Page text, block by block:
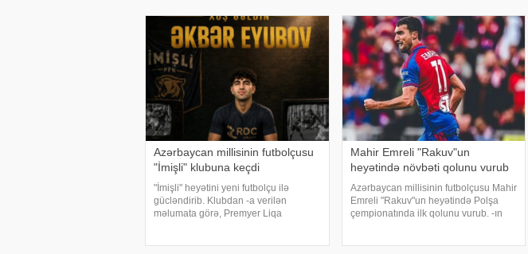
növbəti raundda İsrailin "Makkabi"
Makqreqor so
Azərbaycan millisinin futbolçusu
"İmişli" klubuna keçdi
"İmişli" heyətini yeni futbolçu ilə
gücləndirib. Klubdan -a verilən
məlumata görə, Premyer Liqa
Mahir Emreli "Rakuv"un
heyətində növbəti qolunu vurub
Azərbaycan millisinin futbolçusu Mahir
Emreli "Rakuv"un heyətində Polşa
çempionatında ilk qolunu vurub. -ın